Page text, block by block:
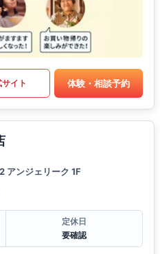
イト 体験・相談予約
アンジェリーク 1F
定休日
要確認